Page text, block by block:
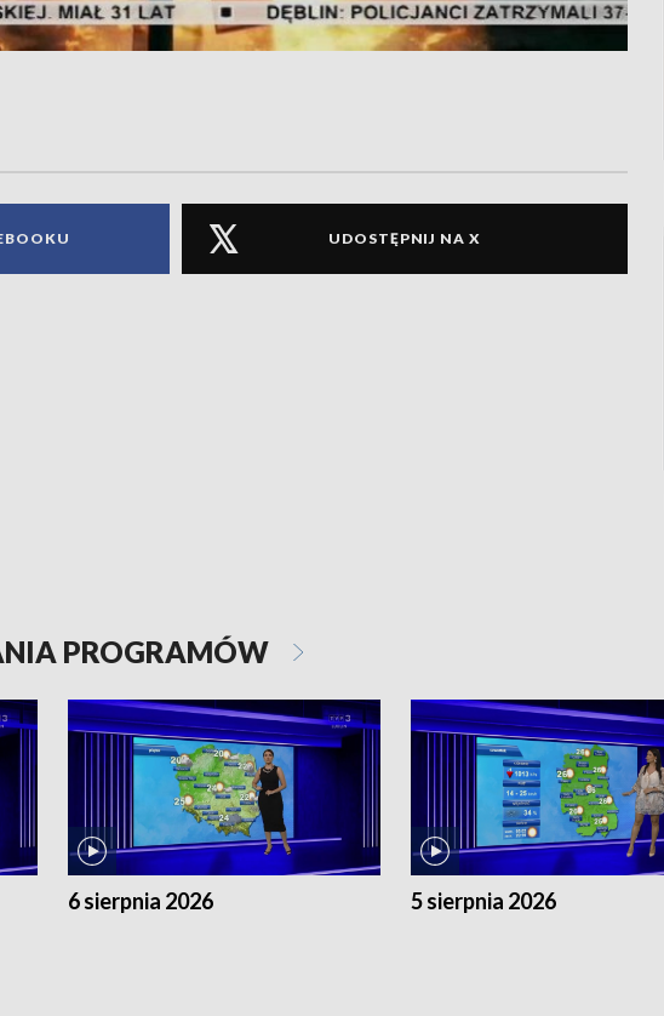
UDOSTĘPNIJ NA X
PROGRAMÓW
6 sierpnia 2026 5 sierpnia 2026